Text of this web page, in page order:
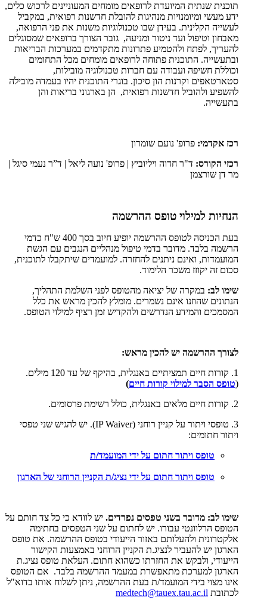
תוכנית שנתית המיועדת לרופאים מומחים המעוניינים לרכוש כלים,
ידע מעשי ומיומנויות מנהיגות להובלת חדשנות רפואית, במקביל
לעשייה הקלינית. בעידן שבו טכנולוגיות משנות את פני הרפואה,
מאבחון וטיפול ועד ניטור ומניעה, גובר הצורך ברופאים שמסוגלים
להעריך, לפתח ולהטמיע פתרונות מתקדמים במערכות הבריאות
ובתעשייה. התוכנית פתוחה לרופאים מומחים מכל התחומים
וכוללת חשיפה ועבודה עם חברות טכנולוגיה מובילות,
סטארטאפים וקרנות הון סיכון. בוגרי התוכנית יהיו בעמדה מובילה
להשפיע ולהוביל חדשנות רפואית, הן בארגוני בריאות והן
בתעשייה.
רכז אקדמי: פרופ' נועם שומרון
רכזי הקורס: ד"ר חדוה ויליוביץ | פרופ' נועה ליאל | ד”ר נעמי סיגל |
מר דן שורצמן
הנחיות למילוי טופס ההרשמה
בעת הכניסה לטופס ההרשמה יופיע חיוב בסך 400 ש"ח כדמי
הרשמה בלבד. מדובר בדמי טיפול מנהליים הנגבים עם הגשת
המועמדות, ואינם ניתנים להחזרה. למועמדים שיתקבלו לתוכנית,
סכום זה יקוזז משכר הלימוד.
שימו לב: במקרה של יציאה מהטופס לפני השלמת התהליך,
הנתונים שהוזנו אינם נשמרים. מומלץ להכין מראש את כלל
המסמכים והמידע הנדרשים ולהקדיש זמן רציף למילוי הטופס.
לצורך ההרשמה יש להכין מראש:
1. קורות חיים תמציתיים באנגלית, בהיקף של עד 120 מילים.
(טופס הסבר למילוי קורות חיים)
2. קורות חיים מלאים באנגלית, כולל רשימת פרסומים.
3. טופסי ויתור על קניין רוחני (IP Waiver). יש להגיש שני טפסי
ויתור חתומים:
טופס ויתור חתום על ידי המועמד/ת
טופס ויתור חתום על ידי נציג/ת הקניין הרוחני של הארגון
שימו לב: מדובר בשני טפסים נפרדים. יש לוודא כי כל צד חותם על
הטופס הרלוונטי עבורו. יש לחתום על שני הטפסים בחתימה
אלקטרונית ולהעלותם באזור הייעודי בטופס ההרשמה. את טופס
הארגון יש להעביר לנציג.ת הקניין הרוחני באמצעות הקישור
הייעודי, ולבקש את החזרתו כשהוא חתום. העלאת טופס נציג.ת
הארגון למערכת מתאפשרת במעמד ההרשמה בלבד. אם הטופס
אינו מצוי בידי המועמד/ת בעת ההרשמה, ניתן לשלוח אותו בדוא"ל
לכתובת medtech@tauex.tau.ac.il